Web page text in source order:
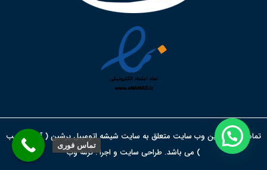
تمامی حقوق این وب سایت متعلق به سایت شیشه اتومبیل پرشین ( آقای نجیب
) می باشد. طراحی سایت و اجرا :ترمه وب
تماس فوری